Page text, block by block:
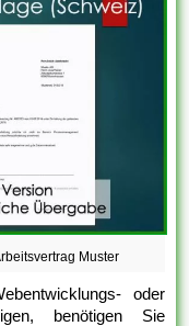
Muster
oder
benötigen Sie